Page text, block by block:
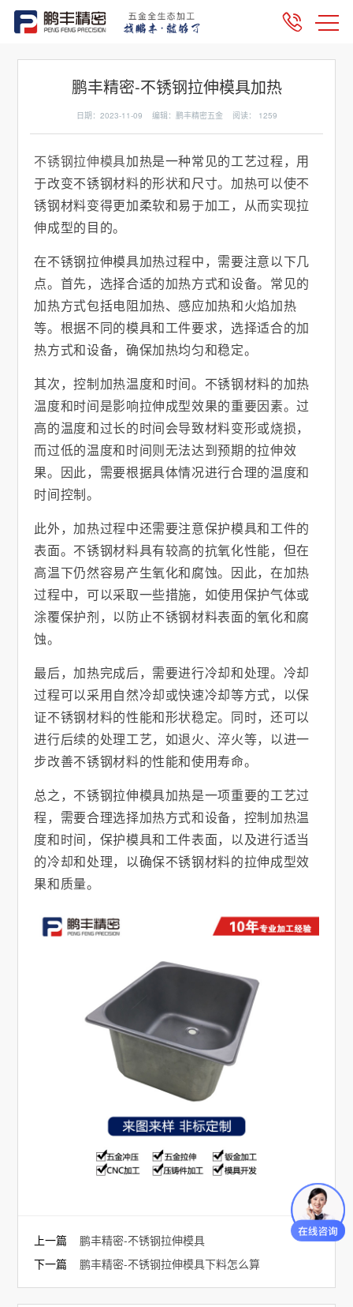
鹏丰精密-不锈钢拉伸模具加热
日期：2023-11-09 编辑：鹏丰精密五金 阅读： 1259
不锈钢拉伸模具加热是一种常见的工艺过程，用
于改变不锈钢材料的形状和尺寸。加热可以使不
锈钢材料变得更加柔软和易于加工，从而实现拉
伸成型的目的。
在不锈钢拉伸模具加热过程中，需要注意以下几
点。首先，选择合适的加热方式和设备。常见的
加热方式包括电阻加热、感应加热和火焰加热
等。根据不同的模具和工件要求，选择适合的加
热方式和设备，确保加热均匀和稳定。
其次，控制加热温度和时间。不锈钢材料的加热
温度和时间是影响拉伸成型效果的重要因素。过
高的温度和过长的时间会导致材料变形或烧损，
而过低的温度和时间则无法达到预期的拉伸效
果。因此，需要根据具体情况进行合理的温度和
时间控制。
此外，加热过程中还需要注意保护模具和工件的
表面。不锈钢材料具有较高的抗氧化性能，但在
高温下仍然容易产生氧化和腐蚀。因此，在加热
过程中，可以采取一些措施，如使用保护气体或
涂覆保护剂，以防止不锈钢材料表面的氧化和腐
蚀。
最后，加热完成后，需要进行冷却和处理。冷却
过程可以采用自然冷却或快速冷却等方式，以保
证不锈钢材料的性能和形状稳定。同时，还可以
进行后续的处理工艺，如退火、淬火等，以进一
步改善不锈钢材料的性能和使用寿命。
总之，不锈钢拉伸模具加热是一项重要的工艺过
程，需要合理选择加热方式和设备，控制加热温
度和时间，保护模具和工件表面，以及进行适当
的冷却和处理，以确保不锈钢材料的拉伸成型效
果和质量。
上一篇鹏丰精密-不锈钢拉伸模具
下一篇鹏丰精密-不锈钢拉伸模具下料怎么算